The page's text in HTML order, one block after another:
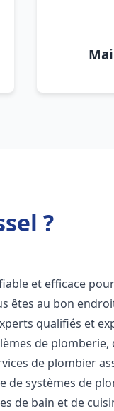
?
et efficace
êtes au bon
qualifiés et
de plomberie,
de plombier
de systèmes de
de bain et de